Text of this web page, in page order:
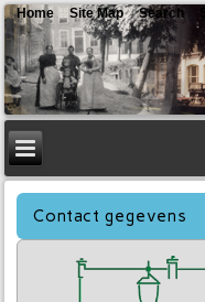
Contact gegevens
Home Site Map Search